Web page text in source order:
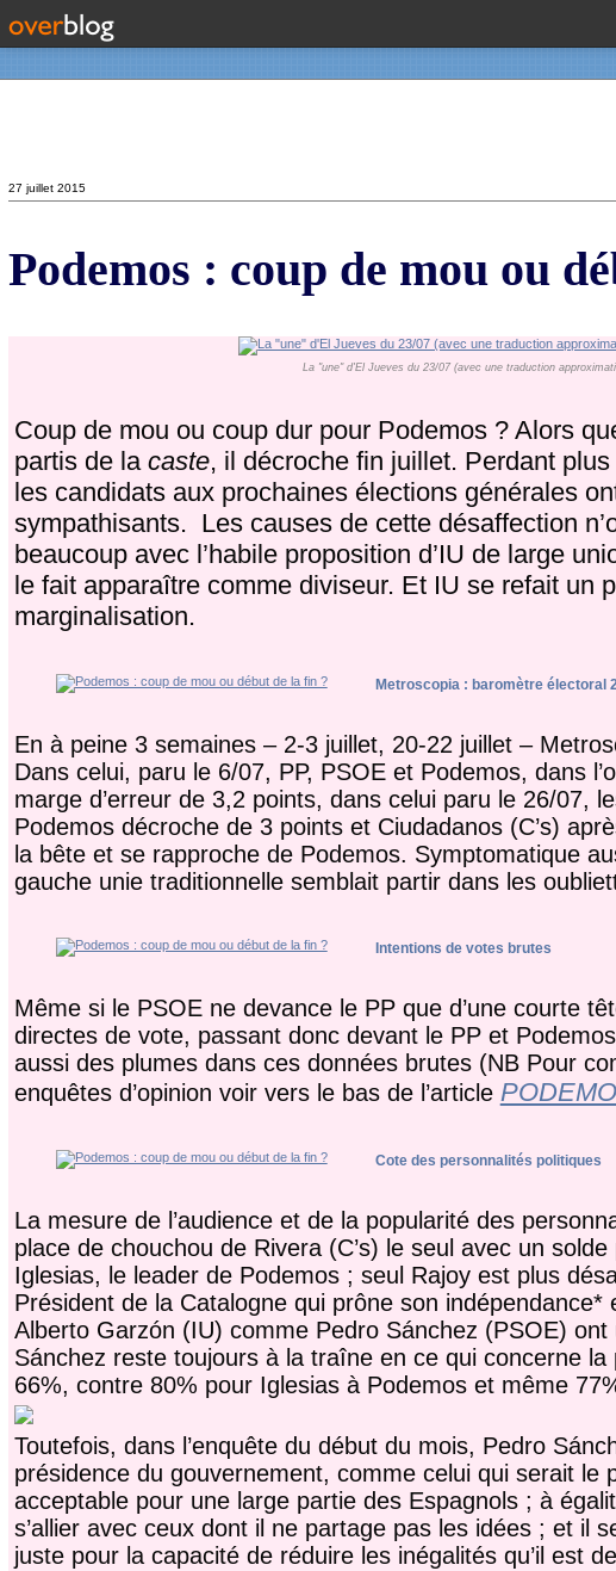
27 juillet 2015
Podemos : coup de mou ou
La "une" d'El Jueves du 23/07 (avec une traduction
Coup de mou ou coup dur pour Podemos ? Alors
partis de la caste, il décroche fin juillet. Perdant
les candidats aux prochaines élections générales
sympathisants. Les causes de cette désaffection
beaucoup avec l’habile proposition d’IU de large
le fait apparaître comme diviseur. Et IU se refait un
marginalisation.
Metroscopia : baromètre électoral
En à peine 3 semaines – 2-3 juillet, 20-22 juillet –
Dans celui, paru le 6/07, PP, PSOE et Podemos, dans
marge d’erreur de 3,2 points, dans celui paru le 26/07,
Podemos décroche de 3 points et Ciudadanos (C’s)
la bête et se rapproche de Podemos. Symptomatique
gauche unie traditionnelle semblait partir dans les
Intentions de votes brutes
Même si le PSOE ne devance le PP que d’une courte
directes de vote, passant donc devant le PP et
aussi des plumes dans ces données brutes (NB Pour
enquêtes d’opinion voir vers le bas de l’article
Cote des personnalités politiques
La mesure de l’audience et de la popularité des
place de chouchou de Rivera (C’s) le seul avec un
Iglesias, le leader de Podemos ; seul Rajoy est plus
Président de la Catalogne qui prône son
Alberto Garzón (IU) comme Pedro Sánchez (PSOE)
Sánchez reste toujours à la traîne en ce qui concerne
66%, contre 80% pour Iglesias à Podemos et même
Toutefois, dans l’enquête du début du mois, Pedro
présidence du gouvernement, comme celui qui serait
acceptable pour une large partie des Espagnols ; à
s’allier avec ceux dont il ne partage pas les idées ; et il
juste pour la capacité de réduire les inégalités qu’il est